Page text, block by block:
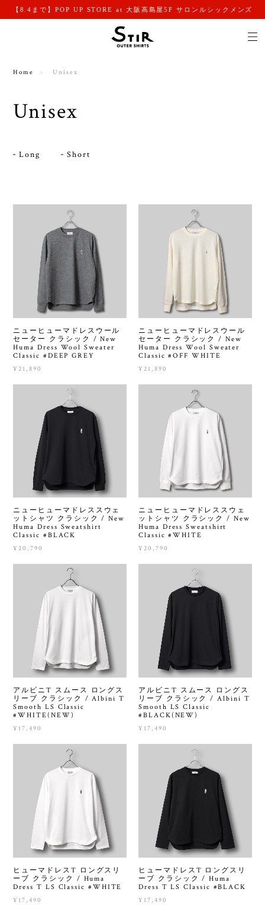
【8.4まで】POP UP STORE at 大阪高島屋5F サロンルシックメンズ
Home Unisex
Unisex
Long Short
ニューヒューマドレスウール
セーター クラシック / New
Huma Dress Wool Sweater
Classic #DEEP GREY
¥21,890
ニューヒューマドレスウール
セーター クラシック / New
Huma Dress Wool Sweater
Classic #OFF WHITE
¥21,890
ニューヒューマドレススウェ
ットシャツ クラシック / New
Huma Dress Sweatshirt
Classic #BLACK
¥20,790
ニューヒューマドレススウェ
ットシャツ クラシック / New
Huma Dress Sweatshirt
Classic #WHITE
¥20,790
アルビニT スムース ロングス
リーブ クラシック / Albini T
Smooth LS Classic
#WHITE(NEW)
¥17,490
アルビニT スムース ロングス
リーブ クラシック / Albini T
Smooth LS Classic
#BLACK(NEW)
¥17,490
ヒューマドレスT ロングスリ
ーブ クラシック / Huma
Dress T LS Classic #WHITE
¥17,490
ヒューマドレスT ロングスリ
ーブ クラシック / Huma
Dress T LS Classic #BLACK
¥17,490